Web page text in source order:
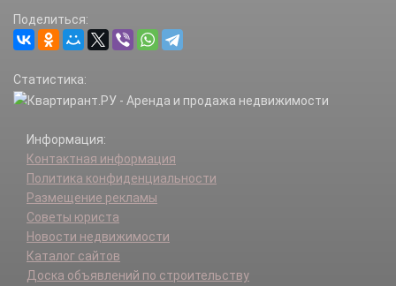
Поделиться:
Статистика:
Информация:
Контактная информация
Политика конфиденциальности
Размещение рекламы
Советы юриста
Новости недвижимости
Каталог сайтов
Доска объявлений по строительству